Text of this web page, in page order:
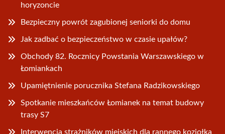
horyzoncie
Bezpieczny powrót zagubionej seniorki do domu
Jak zadbać o bezpieczeństwo w czasie upałów?
Obchody 82. Rocznicy Powstania Warszawskiego w
Łomiankach
Upamiętnienie porucznika Stefana Radzikowskiego
Spotkanie mieszkańców Łomianek na temat budowy
trasy S7
Interwencja strażników miejskich dla rannego koziołka